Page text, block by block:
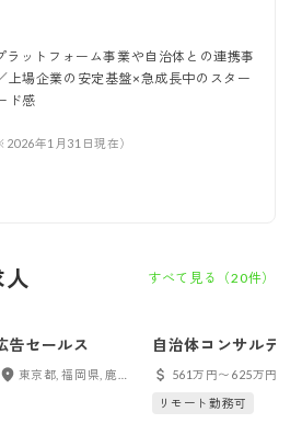
ラットフォーム事業や自治体との連携事
上場企業の安定基盤×急成長中のスター
ド感
年1月31日現在）
すべて見る（20件）
告セールス
自治体コンサルテ
京）561万円〜625万円
リモート勤務可